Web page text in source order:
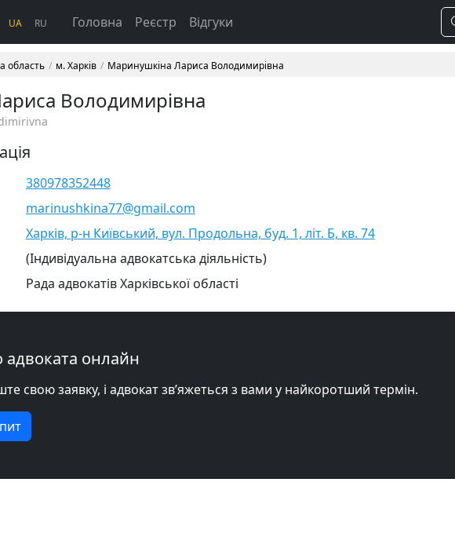
UA RU Головна Реєстр Відгуки
область м. Харків Маринушкіна Лариса Володимирівна
Володимирівна
380978352448
marinushkina77@gmail.com
Харків, р-н Київський, вул. Продольна, буд. 1, літ. Б, кв. 74
(Індивідуальна адвокатська діяльність)
Рада адвокатів Харківської області
адвоката онлайн
свою заявку, і адвокат зв’яжеться з вами у найкоротший термін.